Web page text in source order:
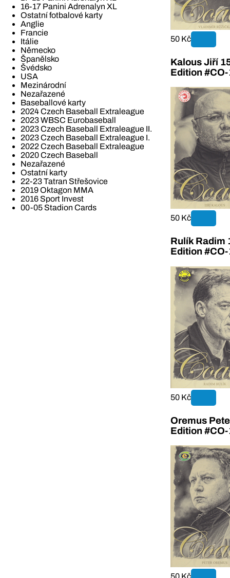
16-17 Panini Adrenalyn XL
Ostatní fotbalové karty
Anglie
Francie
Itálie
Německo
Španělsko
Švédsko
USA
Mezinárodní
Nezařazené
Baseballové karty
2024 Czech Baseball Extraleague
2023 WBSC Eurobaseball
2023 Czech Baseball Extraleague II.
2023 Czech Baseball Extraleague I.
2022 Czech Baseball Extraleague
2020 Czech Baseball
Nezařazené
Ostatní karty
22-23 Tatran Střešovice
2019 Oktagon MMA
2016 Sport Invest
00-05 Stadion Cards
50 Kč
Kalous Jiří
Edition
50 Kč
Rulík Radim
Edition
50 Kč
Oremus
Edition